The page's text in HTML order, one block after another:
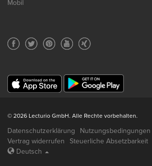
Mobil
© 2026 Lecturio GmbH. Alle Rechte vorbehalten.
Datenschutzerklärung Nutzungsbedingungen
Vertrag widerrufen
Steuerliche Absetzbarkeit
Deutsch